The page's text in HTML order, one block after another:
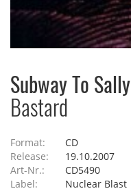
Subway To Sally
Bastard
Format:
CD
Release:
19.10.2007
Art-Nr.:
CD5490
Label:
Nuclear Blast